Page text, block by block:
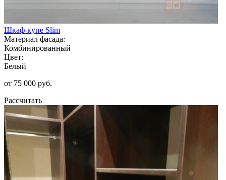
Шкаф-купе Slim
Материал фасада:
Комбинированный
Цвет:
Белый
от 75 000 руб.
Рассчитать